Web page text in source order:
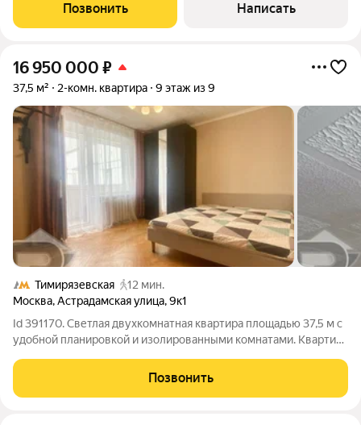
Позвонить Написать
16 950 000 ₽
37,5 м² 2-комн. квартира 9 этаж из 9
Тимирязевская
12 мин.
Москва,Астрадамская улица,9к1
Id 391170. Светлая двухкомнатная квартира площадью 37,5 м с
удобной планировкой и изолированными комнатами. Квартира
это отсутствие соседей сверху, больше тишины и красивые
панорамные виды из
Позвонить